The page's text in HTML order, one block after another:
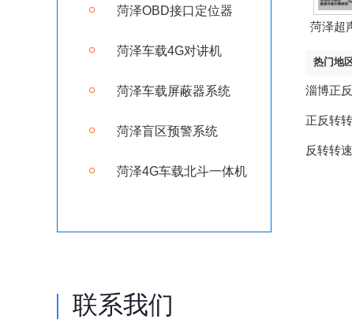
菏泽OBD接口定位器
菏泽车载4G对讲机
菏泽车载屏蔽器系统
菏泽盲区预警系统
菏泽4G车载北斗一体机
菏泽超
热门地
淄博正
正反转
反转转
联系我们